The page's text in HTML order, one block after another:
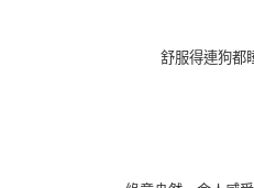
舒服得連狗都